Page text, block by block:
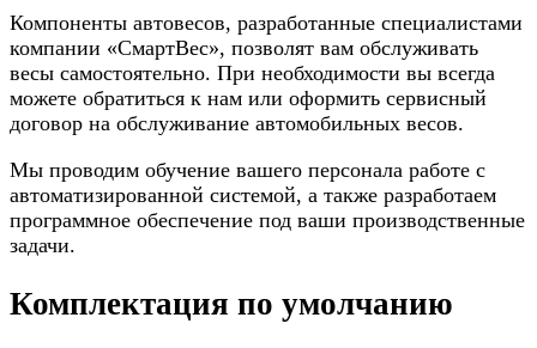
Компоненты автовесов, разработанные специалистами
компании «СмартВес», позволят вам обслуживать
весы самостоятельно. При необходимости вы всегда
можете обратиться к нам или оформить сервисный
договор на обслуживание автомобильных весов.
Мы проводим обучение вашего персонала работе с
автоматизированной системой, а также разработаем
программное обеспечение под ваши производственные
задачи.
Комплектация по умолчанию